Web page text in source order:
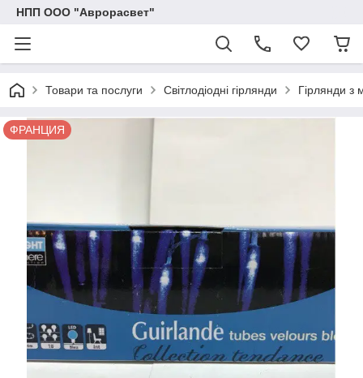
НПП ООО "Аврорасвет"
Товари та послуги Світлодіодні гірлянди Гірлянди з
ФРАНЦИЯ